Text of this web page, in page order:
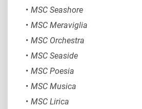
MSC Seashore
MSC Meraviglia
MSC Orchestra
MSC Seaside
MSC Poesia
MSC Musica
MSC Lirica